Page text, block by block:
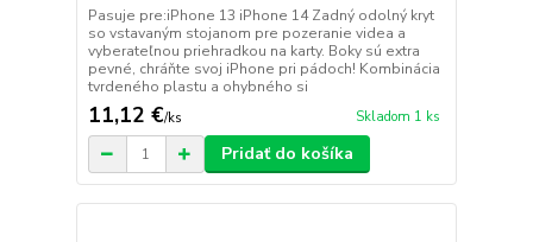
Pasuje pre:iPhone 13 iPhone 14 Zadný odolný kryt
so vstavaným stojanom pre pozeranie videa a
vyberateľnou priehradkou na karty. Boky sú extra
pevné, chráňte svoj iPhone pri pádoch! Kombinácia
tvrdeného plastu a ohybného si
11,12 €/ks Skladom 1 ks
Pridať do košíka